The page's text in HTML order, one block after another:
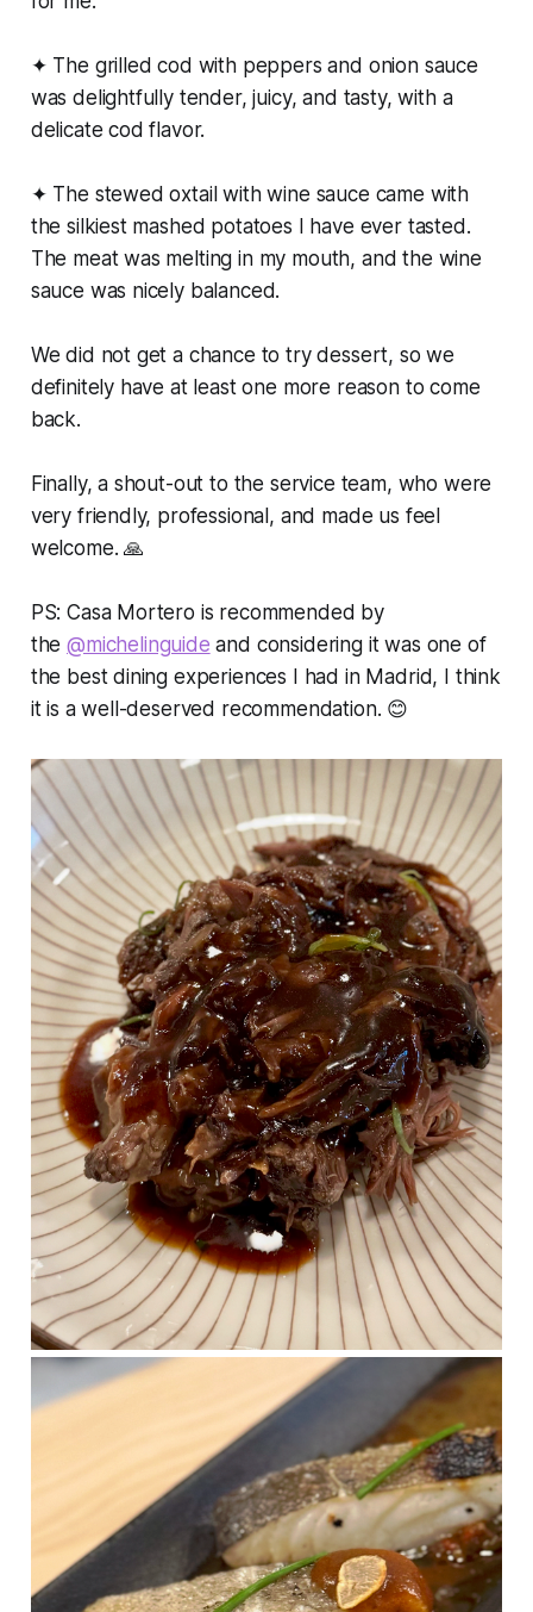
✦ The grilled cod with peppers and onion sauce
was delightfully tender, juicy, and tasty, with a
delicate cod flavor.
✦ The stewed oxtail with wine sauce came with
the silkiest mashed potatoes I have ever tasted.
The meat was melting in my mouth, and the wine
sauce was nicely balanced.
We did not get a chance to try dessert, so we
definitely have at least one more reason to come
back.
Finally, a shout-out to the service team, who were
very friendly, professional, and made us feel
welcome. 🙏
PS: Casa Mortero is recommended by
the@michelinguide and considering it was one of
the best dining experiences I had in Madrid, I think
it is a well-deserved recommendation. 😊